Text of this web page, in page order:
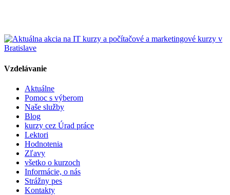
Vzdelávanie
Aktuálne
Pomoc s výberom
Naše služby
Blog
kurzy cez Úrad práce
Lektori
Hodnotenia
Zľavy
všetko o kurzoch
Informácie, o nás
Strážny pes
Kontakty